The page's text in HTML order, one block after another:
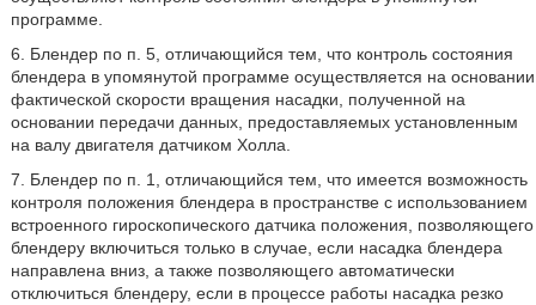
программе.
6. Блендер по п. 5, отличающийся тем, что контроль состояния
блендера в упомянутой программе осуществляется на основании
фактической скорости вращения насадки, полученной на
основании передачи данных, предоставляемых установленным
на валу двигателя датчиком Холла.
7. Блендер по п. 1, отличающийся тем, что имеется возможность
контроля положения блендера в пространстве с использованием
встроенного гироскопического датчика положения, позволяющего
блендеру включиться только в случае, если насадка блендера
направлена вниз, а также позволяющего автоматически
отключиться блендеру, если в процессе работы насадка резко